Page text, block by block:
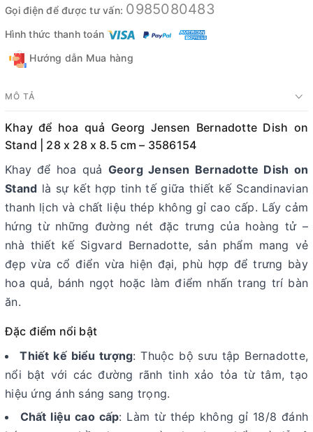
Gọi điện để được tư vấn: 0985080483
Hình thức thanh toán
Hướng dẫn Mua hàng
MÔ TẢ
Khay để hoa quả Georg Jensen Bernadotte Dish on
Stand | 28 x 28 x 8.5 cm – 3586154
Khay để hoa quả Georg Jensen Bernadotte Dish on
Stand là sự kết hợp tinh tế giữa thiết kế Scandinavian
thanh lịch và chất liệu thép không gỉ cao cấp. Lấy cảm
hứng từ những đường nét đặc trưng của hoàng tử –
nhà thiết kế Sigvard Bernadotte, sản phẩm mang vẻ
đẹp vừa cổ điển vừa hiện đại, phù hợp để trưng bày
hoa quả, bánh ngọt hoặc làm điểm nhấn trang trí bàn
ăn.
Đặc điểm nổi bật
Thiết kế biểu tượng: Thuộc bộ sưu tập Bernadotte,
nổi bật với các đường rãnh tinh xảo tỏa từ tâm, tạo
hiệu ứng ánh sáng sang trọng.
Chất liệu cao cấp: Làm từ thép không gỉ 18/8 đánh